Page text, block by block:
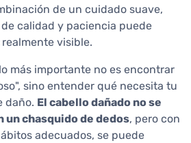
de un cuidado suave,
calidad y paciencia puede
visible.
más importante no es encontrar
sino entender qué necesita tu
daño. El cabello dañado no se
un chasquido de dedos, pero con
adecuados, se puede